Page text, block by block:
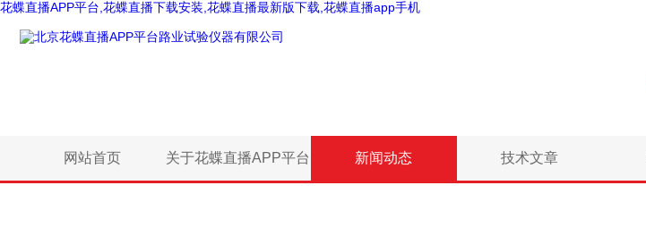
花蝶直播APP平台,花蝶直播下载安装,花蝶直播最新版下载,花蝶直播app手机
网站首页 关于花蝶直播APP平台 新闻动态 技术文章